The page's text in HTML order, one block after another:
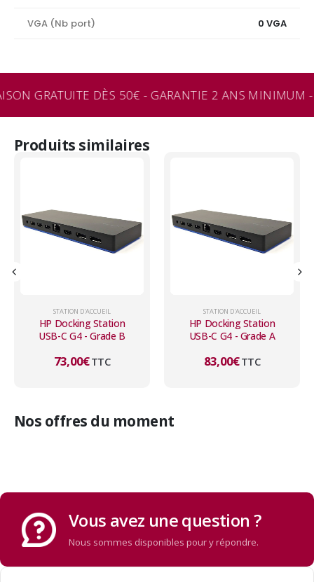
VGA (Nb port) 0 VGA
GRATUITE DÈS 50€ - GARANTIE 2 ANS MINIMUM
Produits similaires
STATION D'ACCUEIL
HP Docking Station
USB-C G4 - Grade A
83,00€TTC
STATION D'ACCUEIL
HP Docking Station
USB-C G5 - Grade A
106,00€TTC
Nos offres du moment
Vous avez une question ?
Nous sommes disponibles pour y répondre.